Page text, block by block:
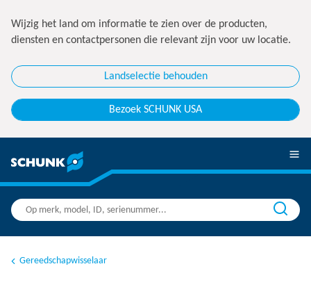
Wijzig het land om informatie te zien over de producten,
diensten en contactpersonen die relevant zijn voor uw locatie.
Landselectie behouden
Bezoek SCHUNK USA
Gereedschapwisselaar